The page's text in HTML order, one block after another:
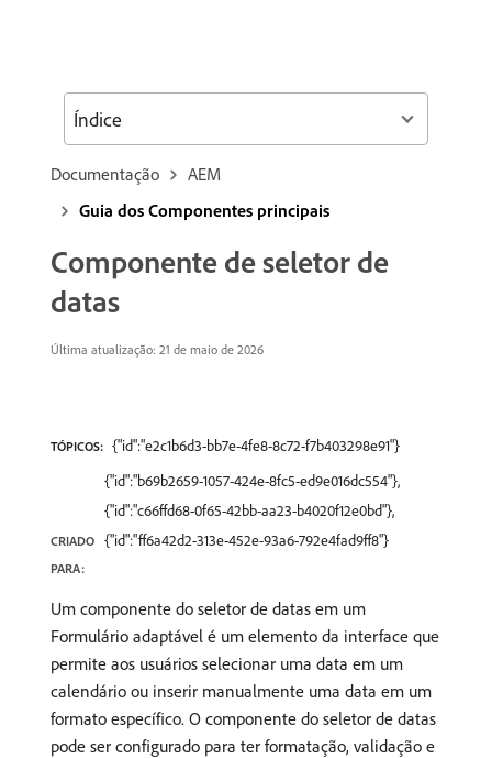
Documentação
AEM
Guia dos Componentes principais
Componente de seletor de
datas
Última atualização: 21 de maio de 2026
TÓPICOS: {"id":"e2c1b6d3-bb7e-4fe8-8c72-f7b403298e91"}
CRIADO
PARA:
{"id":"b69b2659-1057-424e-8fc5-ed9e016dc554"},
{"id":"c66ffd68-0f65-42bb-aa23-b4020f12e0bd"},
{"id":"ff6a42d2-313e-452e-93a6-792e4fad9ff8"}
Um componente do seletor de datas em um
Formulário adaptável é um elemento da interface que
permite aos usuários selecionar uma data em um
calendário ou inserir manualmente uma data em um
formato específico. O componente do seletor de datas
pode ser configurado para ter formatação, validação e
Índice